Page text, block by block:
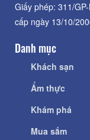
Giấy phép: 311/
cấp ngày 13/10/
Danh mục
Khách sạn
Ẩm thực
Khám phá
Mua sắm